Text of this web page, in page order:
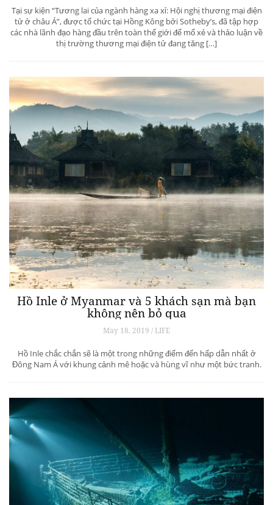
Tại sự kiện “Tương lai của ngành hàng xa xỉ: Hội nghị thương mại điện
tử ở châu Á”, được tổ chức tại Hồng Kông bởi Sotheby’s, đã tập hợp
các nhà lãnh đạo hàng đầu trên toàn thế giới để mổ xẻ và thảo luận về
thị trường thương mại điện tử đang tăng […]
Hồ Inle ở Myanmar và 5 khách sạn mà bạn
không nên bỏ qua
May 18, 2019 / LIFE
Hồ Inle chắc chắn sẽ là một trong những điểm đến hấp dẫn nhất ở
Đông Nam Á với khung cảnh mê hoặc và hùng vĩ như một bức tranh.